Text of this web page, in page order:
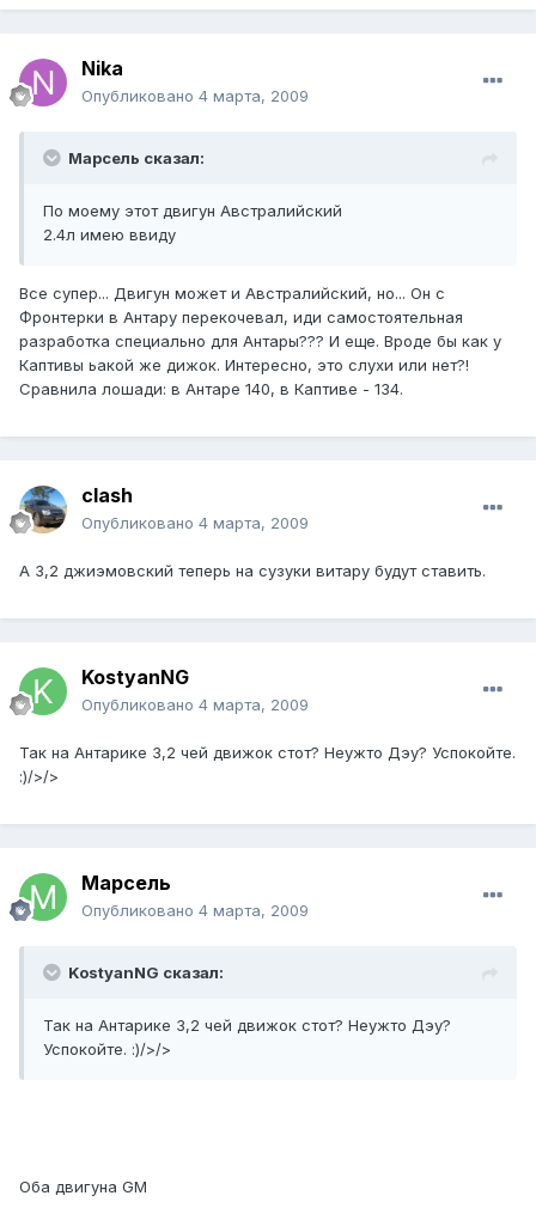
Nika
Опубликовано 4 марта, 2009
Марсель сказал:
По моему этот двигун Австралийский
2.4л имею ввиду
Все супер... Двигун может и Австралийский, но... Он с
Фронтерки в Антару перекочевал, иди самостоятельная
разработка специально для Антары??? И еще. Вроде бы как у
Каптивы ьакой же дижок. Интересно, это слухи или нет?!
Сравнила лошади: в Антаре 140, в Каптиве - 134.
clash
Опубликовано 4 марта, 2009
А 3,2 джиэмовский теперь на сузуки витару будут ставить.
KostyanNG
Опубликовано 4 марта, 2009
Так на Антарике 3,2 чей движок стот? Неужто Дэу? Успокойте.
:)/>/>
Марсель
Опубликовано 4 марта, 2009
KostyanNG сказал:
Так на Антарике 3,2 чей движок стот? Неужто Дэу?
Успокойте. :)/>/>
Оба двигуна GM